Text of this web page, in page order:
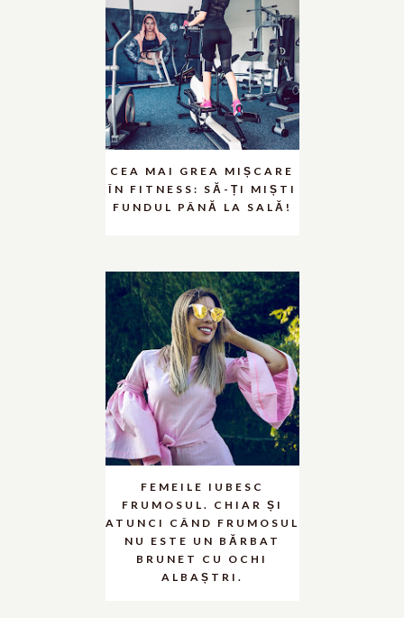
CEA MAI GREA MIȘCARE
ÎN FITNESS: SĂ-ȚI MIȘTI
FUNDUL PÂNĂ LA SALĂ!
FEMEILE IUBESC
FRUMOSUL. CHIAR ȘI
ATUNCI CÂND FRUMOSUL
NU ESTE UN BĂRBAT
BRUNET CU OCHI
ALBAȘTRI.